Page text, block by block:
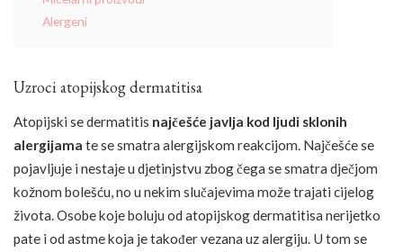
Alergeni
Uzroci atopijskog dermatitisa
Atopijski se dermatitis najčešće javlja kod ljudi sklonih
alergijama te se smatra alergijskom reakcijom. Najčešće se
pojavljuje i nestaje u djetinjstvu zbog čega se smatra dječjom
kožnom bolešću, no u nekim slučajevima može trajati cijelog
života. Osobe koje boluju od atopijskog dermatitisa nerijetko
pate i od astme koja je također vezana uz alergiju. U tom se